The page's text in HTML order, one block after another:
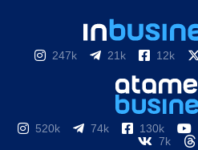
247k 21k 12k
520k 74k 130k
7k